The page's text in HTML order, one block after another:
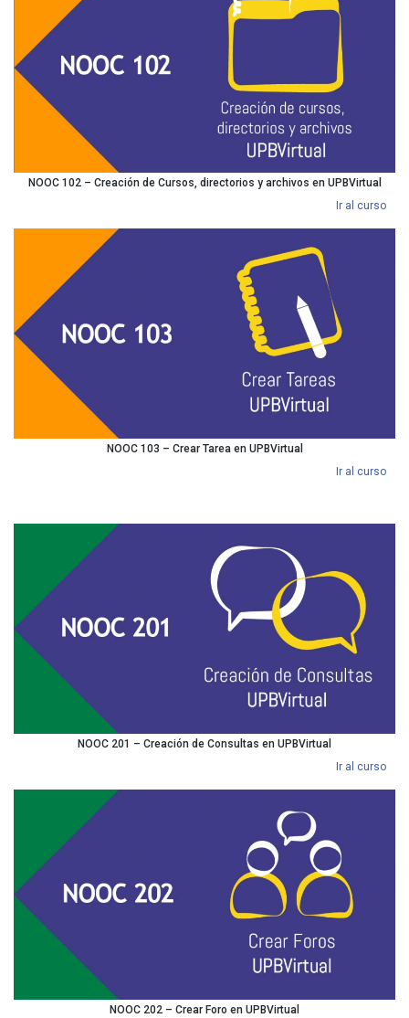
NOOC 102 – Creación de Cursos, directorios y archivos en UPBVirtual
Ir al curso
NOOC 103 – Crear Tarea en UPBVirtual
Ir al curso
NOOC 201 – Creación de Consultas en UPBVirtual
Ir al curso
NOOC 202 – Crear Foro en UPBVirtual